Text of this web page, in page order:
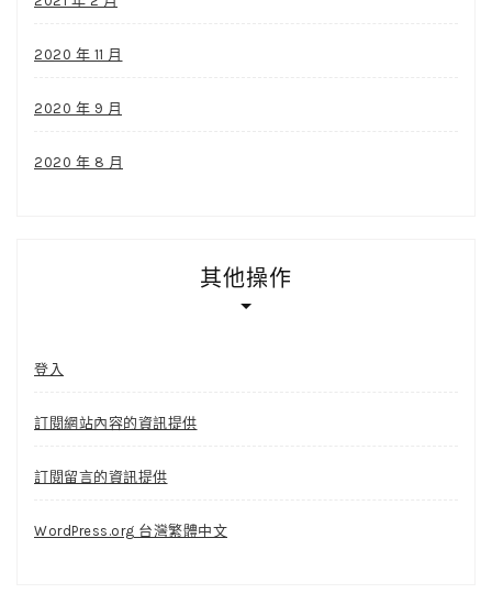
2020 年 11 月
2020 年 9 月
2020 年 8 月
其他操作
登入
訂閱網站內容的資訊提供
訂閱留言的資訊提供
WordPress.org 台灣繁體中文